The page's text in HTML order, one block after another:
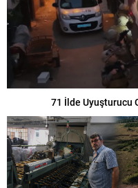
71 İlde Uyuşturucu